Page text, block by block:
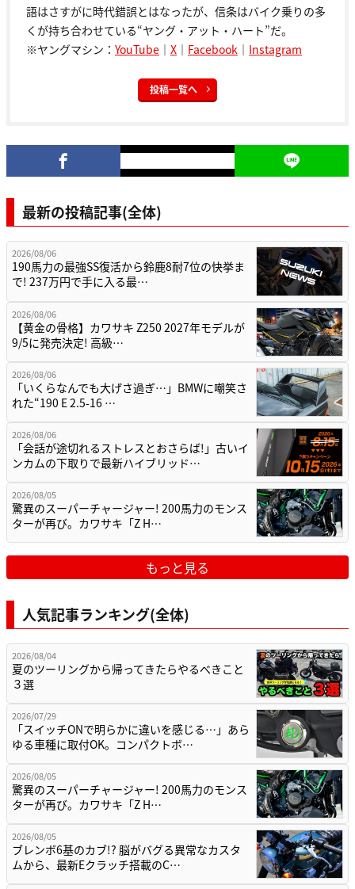
語はさすがに時代錯誤とはなったが、信条はバイク乗りの多
くが持ち合わせている“ヤング・アット・ハート”だ。
※ヤングマシン： YouTube ｜ X ｜ Facebook ｜ Instagram
投稿一覧へ
最新の投稿記事(全体)
2026/08/06
190馬力の最強SS復活から鈴鹿8耐7位の快挙ま
で! 237万円で手に入る最…
2026/08/06
【黄金の骨格】カワサキ Z250 2027年モデルが
9/5に発売決定! 高級…
2026/08/06
「いくらなんでも大げさ過ぎ…」BMWに嘲笑さ
れた“190 E 2.5-16 …
2026/08/06
「会話が途切れるストレスとおさらば!」古いイ
ンカムの下取りで最新ハイブリッド…
2026/08/05
驚異のスーパーチャージャー! 200馬力のモンス
ターが再び。カワサキ「Z H…
もっと見る
人気記事ランキング(全体)
2026/08/04
夏のツーリングから帰ってきたらやるべきこと
３選
2026/07/29
「スイッチONで明らかに違いを感じる…」あら
ゆる車種に取付OK。コンパクトボ…
2026/08/05
驚異のスーパーチャージャー! 200馬力のモンス
ターが再び。カワサキ「Z H…
2026/08/05
ブレンボ6基のカブ!? 脳がバグる異常なカスタ
ムから、最新Eクラッチ搭載のC…